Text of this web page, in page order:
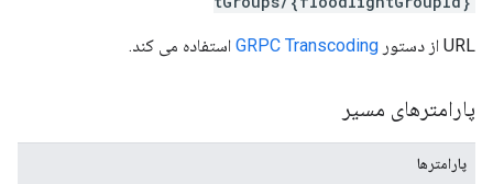
URL از دستور GRPC Transcoding استفاده می کند.
پارامترهای مسیر
پارامترها